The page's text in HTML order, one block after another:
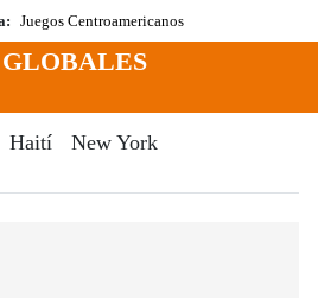
Juegos Centroamericanos
GLOBALES
Haití New York